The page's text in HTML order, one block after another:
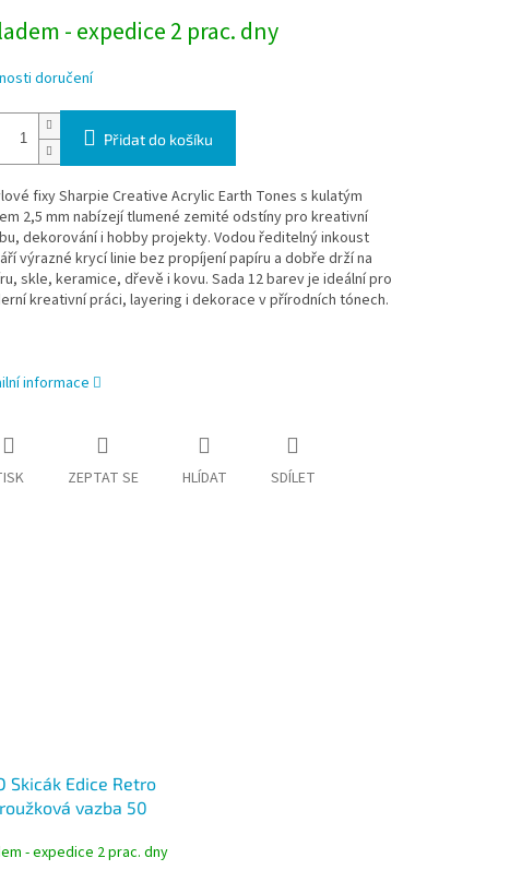
- expedice 2 prac. dny
doručení
Přidat do košíku
fixy Sharpie Creative Acrylic Earth Tones s kulatým
2,5 mm nabízejí tlumené zemité odstíny pro kreativní
dekorování i hobby projekty. Vodou ředitelný inkoust
výrazné krycí linie bez propíjení papíru a dobře drží na
skle, keramice, dřevě i kovu. Sada 12 barev je ideální pro
kreativní práci, layering i dekorace v přírodních tónech.
informace
ZEPTAT SE HLÍDAT SDÍLET
Skicák Edice Retro
vazba 50
- expedice 2 prac. dny